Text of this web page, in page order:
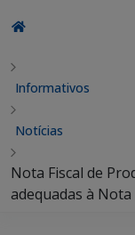
Informativos
Notícias
Nota Fiscal de
adequadas à Nota